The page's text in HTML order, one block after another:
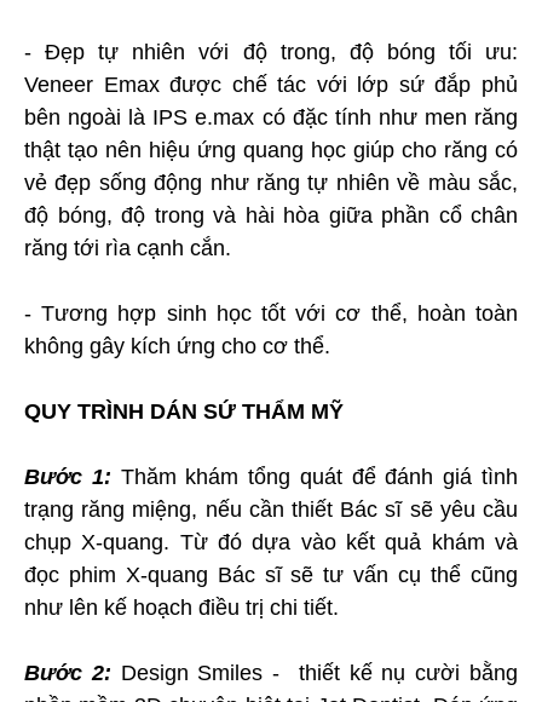
- Đẹp tự nhiên với độ trong, độ bóng tối ưu:
Veneer Emax được chế tác với lớp sứ đắp phủ
bên ngoài là IPS e.max có đặc tính như men răng
thật tạo nên hiệu ứng quang học giúp cho răng có
vẻ đẹp sống động như răng tự nhiên về màu sắc,
độ bóng, độ trong và hài hòa giữa phần cổ chân
răng tới rìa cạnh cắn.
- Tương hợp sinh học tốt với cơ thể, hoàn toàn
không gây kích ứng cho cơ thể.
QUY TRÌNH DÁN SỨ THẨM MỸ
Bước 1: Thăm khám tổng quát để đánh giá tình
trạng răng miệng, nếu cần thiết Bác sĩ sẽ yêu cầu
chụp X-quang. Từ đó dựa vào kết quả khám và
đọc phim X-quang Bác sĩ sẽ tư vấn cụ thể cũng
như lên kế hoạch điều trị chi tiết.
Bước 2: Design Smiles - thiết kế nụ cười bằng